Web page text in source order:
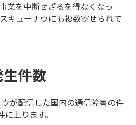
業を中断せざるを得なくなっ
キューナウにも複数寄せられて
件数
が配信した国内の通信障害の件
上ります。